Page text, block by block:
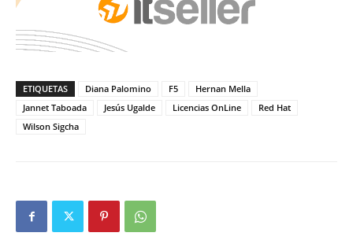
ETIQUETAS Diana Palomino F5
Hernan Mella
Jannet Taboada
Jesús Ugalde Licencias OnLine
Red Hat
Wilson Sigcha